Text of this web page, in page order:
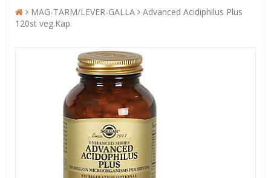
MAG-TARM/LEVER-GALLA
Advanced Acidiphilus Plus
120st veg.Kap